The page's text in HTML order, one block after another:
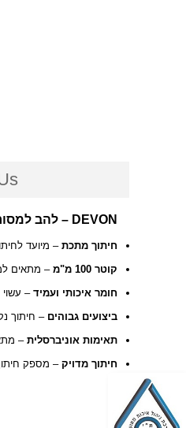
DEVON – להב למסור חרב לחיתוך מתכת בעובי 1.5–4 מ"מ, קוטר עד 100 מ"מ
חיתוך מתכת– מיועד לחיתוך מתכת בעובי
קוטר 100 מ"מ
– מתאים
חומר איכותי ועמיד–
ביצועים גבוהים – חיתוך
תאימות אוניברסלית –
חיתוך מדויק – מספק